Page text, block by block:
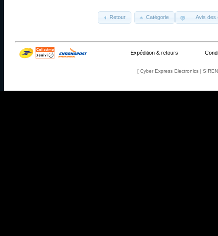
Retour Catégorie Avis des
Expédition & retours
[ Cyber Express Electronics |